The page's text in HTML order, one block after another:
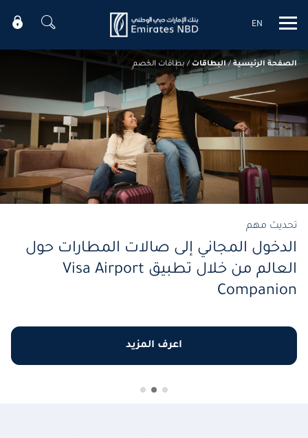
Mobile menu
EN
الصفحة الرئيسية/البطاقات / بطاقات الخصم
تحديث مهم
الدخول المجاني إلى صالات المطارات حول
العالم من خلال تطبيق Visa Airport
Companion
اعرف المزيد